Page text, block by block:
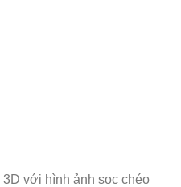
3D với hình ảnh sọc chéo